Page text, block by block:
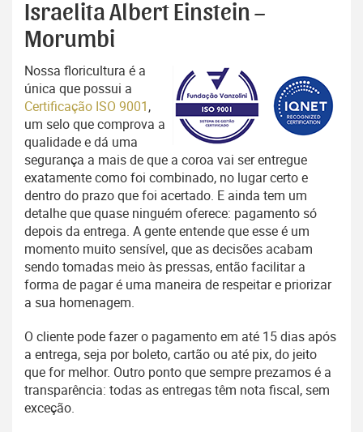
Israelita Albert Einstein –
Morumbi
Nossa floricultura é a
única que possui a
Certificação ISO 9001,
um selo que comprova a
qualidade e dá uma
segurança a mais de que a coroa vai ser entregue
exatamente como foi combinado, no lugar certo e
dentro do prazo que foi acertado. E ainda tem um
detalhe que quase ninguém oferece: pagamento só
depois da entrega. A gente entende que esse é um
momento muito sensível, que as decisões acabam
sendo tomadas meio às pressas, então facilitar a
forma de pagar é uma maneira de respeitar e priorizar
a sua homenagem.
O cliente pode fazer o pagamento em até 15 dias após
a entrega, seja por boleto, cartão ou até pix, do jeito
que for melhor. Outro ponto que sempre prezamos é a
transparência: todas as entregas têm nota fiscal, sem
exceção.